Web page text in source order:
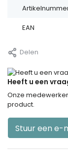
EAN
Delen
Heeft u een
Onze
product.
Stuur een e-